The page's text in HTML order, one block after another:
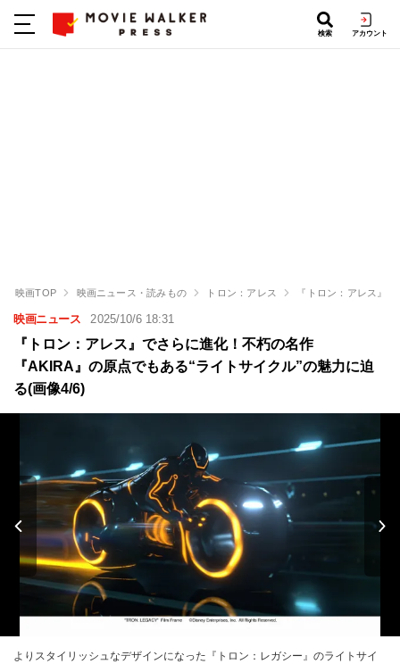
検索 アカウント
映画TOP 映画ニュース・読みもの トロン：アレス 『トロン：アレス』
映画ニュース 2025/10/6 18:31
『トロン：アレス』でさらに進化！不朽の名作
『AKIRA』の原点でもある“ライトサイクル”の魅力に迫
る(画像4/6)
よりスタイリッシュなデザインになった『トロン：レガシー』のライトサイ